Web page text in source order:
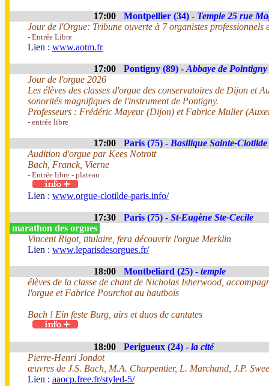
17:00 Montpellier (34) - Temple 25 rue
Jour de l'Orgue: Tribune ouverte à 7 organistes professionnels
- Entrée Libre
Lien : www.aotm.fr
17:00 Pontigny (89) - Abbaye de Pointigny
Jour de l'orgue 2026
Les élèves des classes d'orgue des conservatoires de Dijon et
sonorités magnifiques de l'instrument de Pontigny.
Professeurs : Frédéric Mayeur (Dijon) et Fabrice Muller
- entrée libre
17:00 Paris (75) - Basilique Sainte-Clotilde
Audition d'orgue par Kees Notrott
Bach, Franck, Vierne
- Entrée libre - plateau
Lien : www.orgue-clotilde-paris.info/
17:30 Paris (75) - St-Eugène Ste-Cecile
marathon des orgues
Vincent Rigot, titulaire, fera découvrir l'orgue Merklin
Lien : www.leparisdesorgues.fr/
18:00 Montbeliard (25) - temple
élèves de la classe de chant de Nicholas Isherwood,
l'orgue et Fabrice Pourchot au hautbois
Bach ! Ein feste Burg, airs et duos de cantates
18:00 Perigueux (24) - la cité
Pierre-Henri Jondot
œuvres de J.S. Bach, M.A. Charpentier, L. Marchand, J.P.
Lien : aaocp.free.fr/styled-5/